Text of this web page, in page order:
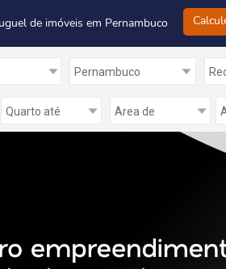
de imóveis em Pernambuco